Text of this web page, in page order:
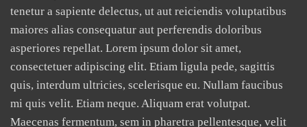
tenetur a sapiente delectus, ut aut reiciendis voluptatibus
maiores alias consequatur aut perferendis doloribus
asperiores repellat. Lorem ipsum dolor sit amet,
consectetuer adipiscing elit. Etiam ligula pede, sagittis
quis, interdum ultricies, scelerisque eu. Nullam faucibus
mi quis velit. Etiam neque. Aliquam erat volutpat.
Maecenas fermentum, sem in pharetra pellentesque, velit